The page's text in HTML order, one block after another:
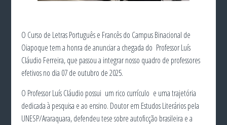
O Curso de Letras Português e Francês do Campus Binacional de
Oiapoque tem a honra de anunciar a chegada do Professor Luís
Cláudio Ferreira, que passou a integrar nosso quadro de professores
efetivos no dia 07 de outubro de 2025.
O Professor Luís Cláudio possui um rico currículo e uma trajetória
dedicada à pesquisa e ao ensino. Doutor em Estudos Literários pela
UNESP/Araraquara, defendeu tese sobre autoficção brasileira e a